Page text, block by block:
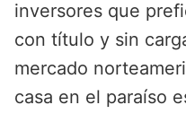
inversores que
con título y sin
mercado
casa en el paraíso